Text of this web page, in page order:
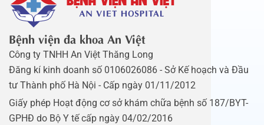
Bệnh viện đa khoa An Việt
Công ty TNHH An Việt Thăng Long
Đăng kí kinh doanh số 0106026086 - Sở Kế hoạch và Đầu
tư Thành phố Hà Nội - Cấp ngày 01/11/2012
Giấy phép Hoạt động cơ sở khám chữa bệnh số 187/BYT-
GPHĐ do Bộ Y tế cấp ngày 04/02/2016